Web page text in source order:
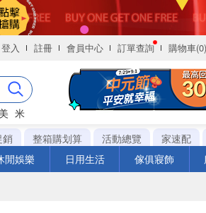
登入 註冊 會員中心 訂單查詢 購物車(0)
米
銷
整箱購划算 活動總覽 家速配
閒娛樂
日用生活 傢俱寢飾